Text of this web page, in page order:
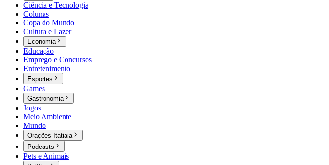
Ciência e Tecnologia
Colunas
Copa do Mundo
Cultura e Lazer
Economia
Educação
Emprego e Concursos
Entretenimento
Esportes
Games
Gastronomia
Jogos
Meio Ambiente
Mundo
Orações Itatiaia
Podcasts
Pets e Animais